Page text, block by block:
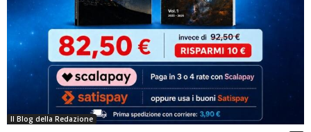
Il Blog della Redazione